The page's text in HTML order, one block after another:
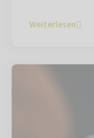
Weiterlesen